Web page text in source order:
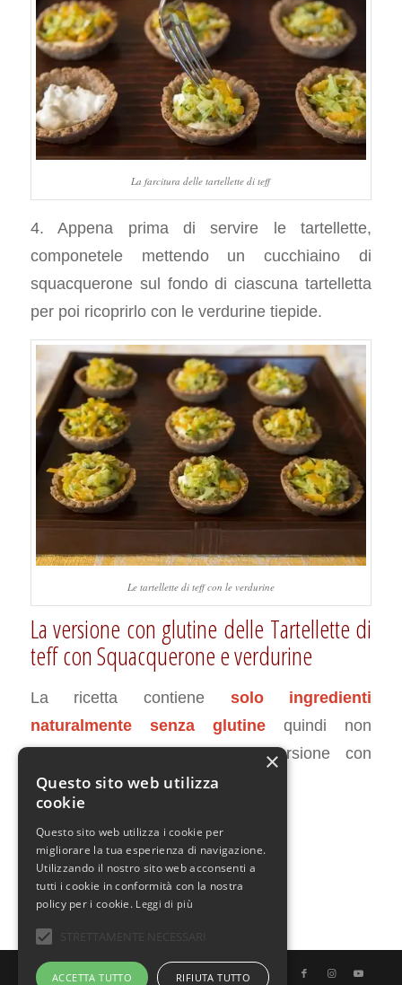
La farcitura delle tartellette di teff
4. Appena prima di servire le tartellette,
componetele mettendo un cucchiaino di
squacquerone sul fondo di ciascuna tartelletta
per poi ricoprirlo con le verdurine tiepide.
Le tartellette di teff con le verdurine
La versione con glutine delle Tartellette di
teff con Squacquerone e verdurine
La ricetta contiene solo ingredienti
naturalmente senza glutinequindi non
richiede adattamenti per la versione con
glutine.
FEBBRAIO 1, 2016 / 0 COMMENTI / DA
© Copyright - Uno Chef per Gaia
×
Questo sito web utilizza
cookie
Questo sito web utilizza i cookie per
migliorare la tua esperienza di navigazione.
Utilizzando il nostro sito web acconsenti a
tutti i cookie in conformità con la nostra
policy per i cookie. Leggi di più
ACCETTA TUTTO RIFIUTA TUTTO